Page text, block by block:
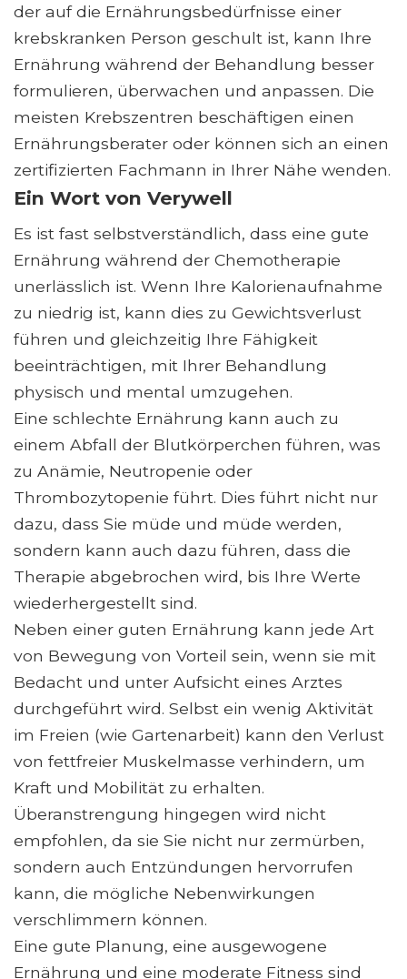
der auf die Ernährungsbedürfnisse einer
krebskranken Person geschult ist, kann Ihre
Ernährung während der Behandlung besser
formulieren, überwachen und anpassen. Die
meisten Krebszentren beschäftigen einen
Ernährungsberater oder können sich an einen
zertifizierten Fachmann in Ihrer Nähe wenden.
Ein Wort von Verywell
Es ist fast selbstverständlich, dass eine gute
Ernährung während der Chemotherapie
unerlässlich ist. Wenn Ihre Kalorienaufnahme
zu niedrig ist, kann dies zu Gewichtsverlust
führen und gleichzeitig Ihre Fähigkeit
beeinträchtigen, mit Ihrer Behandlung
physisch und mental umzugehen.
Eine schlechte Ernährung kann auch zu
einem Abfall der Blutkörperchen führen, was
zu Anämie, Neutropenie oder
Thrombozytopenie führt. Dies führt nicht nur
dazu, dass Sie müde und müde werden,
sondern kann auch dazu führen, dass die
Therapie abgebrochen wird, bis Ihre Werte
wiederhergestellt sind.
Neben einer guten Ernährung kann jede Art
von Bewegung von Vorteil sein, wenn sie mit
Bedacht und unter Aufsicht eines Arztes
durchgeführt wird. Selbst ein wenig Aktivität
im Freien (wie Gartenarbeit) kann den Verlust
von fettfreier Muskelmasse verhindern, um
Kraft und Mobilität zu erhalten.
Überanstrengung hingegen wird nicht
empfohlen, da sie Sie nicht nur zermürben,
sondern auch Entzündungen hervorrufen
kann, die mögliche Nebenwirkungen
verschlimmern können.
Eine gute Planung, eine ausgewogene
Ernährung und eine moderate Fitness sind